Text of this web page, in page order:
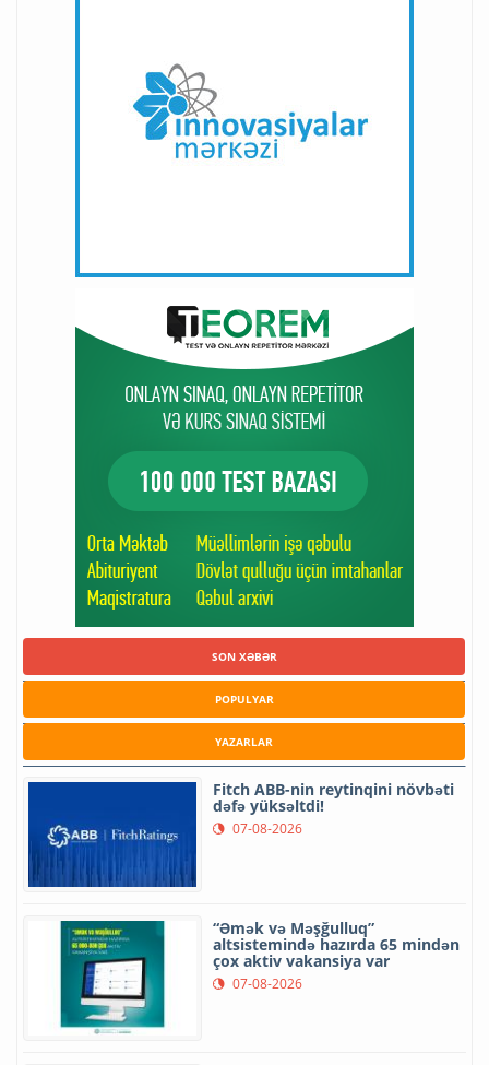
SON XƏBƏR
POPULYAR
YAZARLAR
Fitch ABB-nin reytinqini növbəti
dəfə yüksəltdi!
07-08-2026
“Əmək və Məşğulluq”
altsistemində hazırda 65 mindən
çox aktiv vakansiya var
07-08-2026